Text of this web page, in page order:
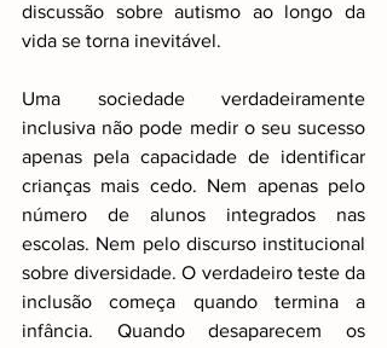
discussão sobre autismo ao longo da
vida se torna inevitável.
Uma sociedade verdadeiramente
inclusiva não pode medir o seu sucesso
apenas pela capacidade de identificar
crianças mais cedo. Nem apenas pelo
número de alunos integrados nas
escolas. Nem pelo discurso institucional
sobre diversidade. O verdadeiro teste da
inclusão começa quando termina a
infância. Quando desaparecem os